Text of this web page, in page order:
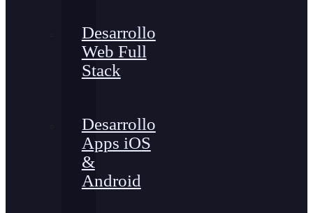
Desarrollo
Web Full
Stack
Desarrollo
Apps iOS
&
Android